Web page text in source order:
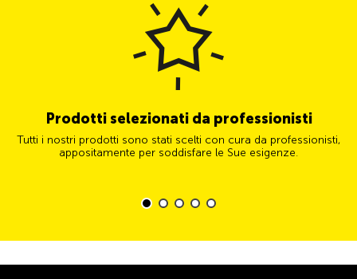
Prodotti selezionati da professionisti
Tutti i nostri prodotti sono stati scelti con cura da professionisti,
appositamente per soddisfare le Sue esigenze.